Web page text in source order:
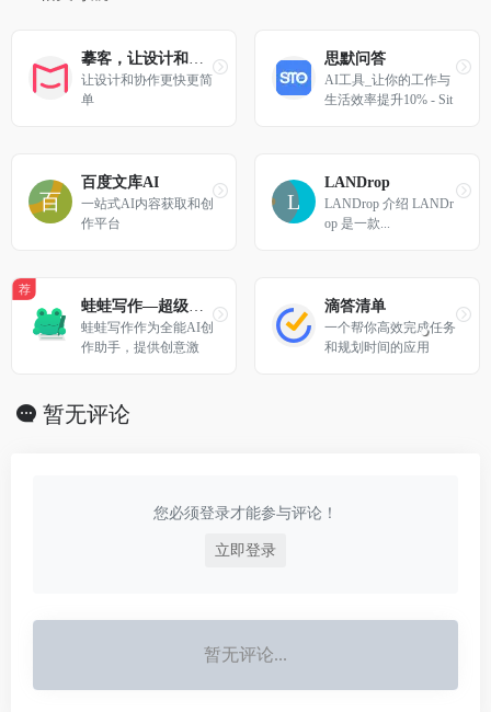
让设计和协作更快更简
单
思默问答
AI工具_让你的工作与
生活效率提升10% - Sit
百度文库AI
一站式AI内容获取和创
作平台
LANDrop
LANDrop 介绍 LANDr
op 是一款...
荐
蛙蛙写作—超级AI智能写作助手
蛙蛙写作作为全能AI创
作助手，提供创意激
服务，助您突破创作瓶
颈。
滴答清单
一个帮你高效完成任务
和规划时间的应用
暂无评论
您必须登录才能参与评论！
立即登录
暂无评论...